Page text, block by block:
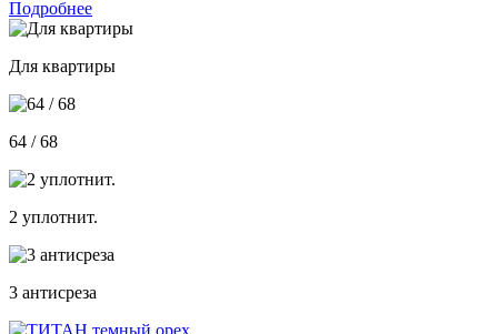
Подробнее
Для квартиры
64 / 68
2 уплотнит.
3 антисреза